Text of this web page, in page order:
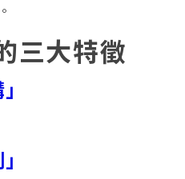
三大特徵